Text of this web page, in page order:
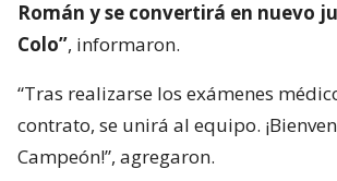
Román y se convertirá en nuevo
Colo”, informaron.
“Tras realizarse los exámenes
contrato, se unirá al equipo.
Campeón!”, agregaron.